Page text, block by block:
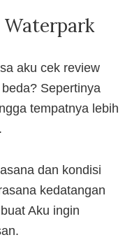
Waterpark
aku cek review
Sepertinya
tempatnya lebih
dan kondisi
kedatangan
Aku ingin